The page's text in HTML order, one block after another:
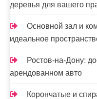
деревья для вашего
Основной зал и
идеальное
Ростов-на-Дону:
арендованном авто
Корончатые и